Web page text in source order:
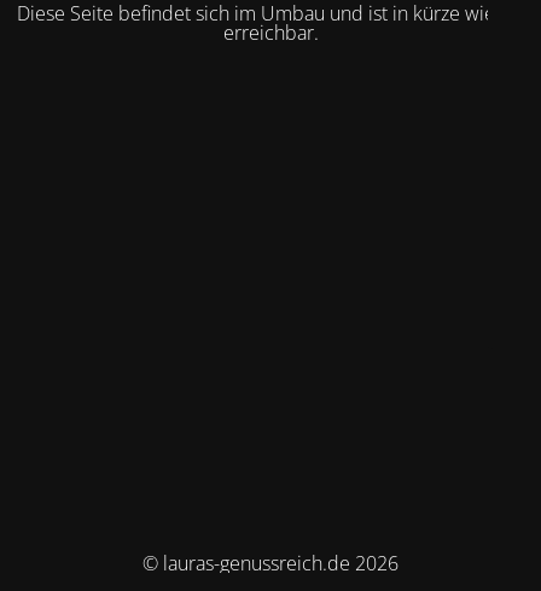
Diese Seite befindet sich im Umbau und ist in kürze wieder
erreichbar.
© lauras-genussreich.de 2026